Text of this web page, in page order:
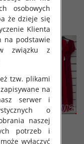
osobowych
że dzieje się
Klienta
na podstawie
związku z
tzw. plikami
na
serwer i
o
naszej
potrzeb i
wyłączyć